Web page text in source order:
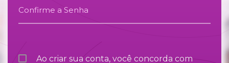
Confirme a Senha
Ao criar sua conta, você concorda com